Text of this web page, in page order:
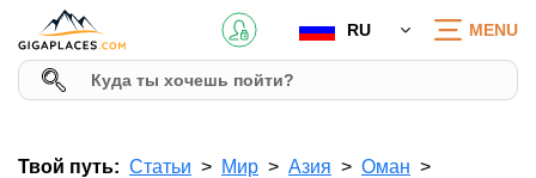
RU MENU
Твой путь: Статьи Мир Азия
Оман